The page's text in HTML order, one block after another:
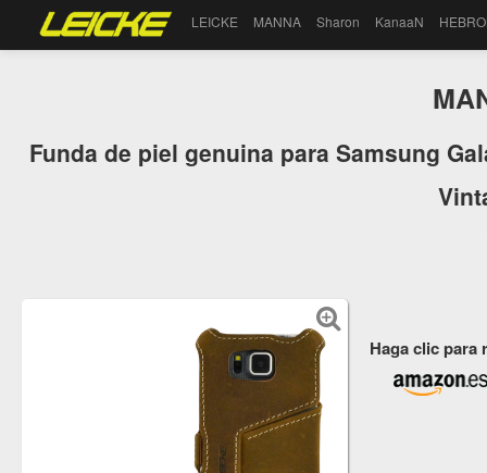
LEICKE MANNA Sharon KanaaN
Funda de piel genuina para Samsung
Haga clic para